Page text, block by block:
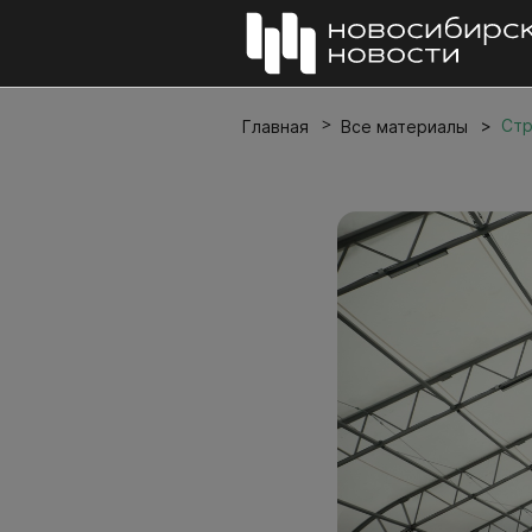
Главная Все материалы